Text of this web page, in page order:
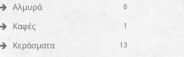
Αλμυρά 6
Καφές 1
Κεράσματα 13